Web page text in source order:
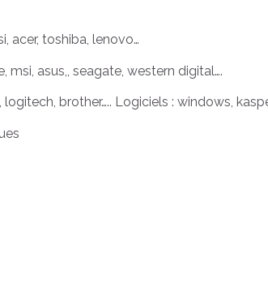
acer, toshiba, lenovo…
msi, asus,, seagate, western digital….
logitech, brother….. Logiciels : windows,